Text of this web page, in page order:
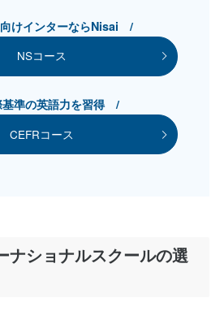
けインターならNisai /
NSコース
準の英語力を習得 /
CEFRコース
ナショナルスクールの選